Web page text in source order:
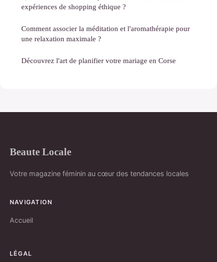
expériences de shopping éthique ?
Comment associer la méditation et l'aromathérapie pour
une relaxation maximale ?
Découvrez l'art de planifier votre mariage en Corse
Beaute Locale
Votre magazine féminin au cœur des tendances locales
NAVIGATION
Accueil
LÉGAL